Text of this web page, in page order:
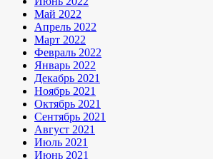
Май 2022
Апрель 2022
Март 2022
Февраль 2022
Январь 2022
Декабрь 2021
Ноябрь 2021
Октябрь 2021
Сентябрь 2021
Август 2021
Июль 2021
Июнь 2021